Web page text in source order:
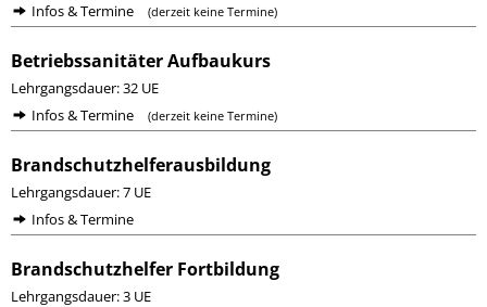
Infos & Termine
(derzeit keine Termine)
Betriebssanitäter Aufbaukurs
Lehrgangsdauer: 32 UE
Infos & Termine
(derzeit keine Termine)
Brandschutzhelferausbildung
Lehrgangsdauer: 7 UE
Infos & Termine
Brandschutzhelfer Fortbildung
Lehrgangsdauer: 3 UE